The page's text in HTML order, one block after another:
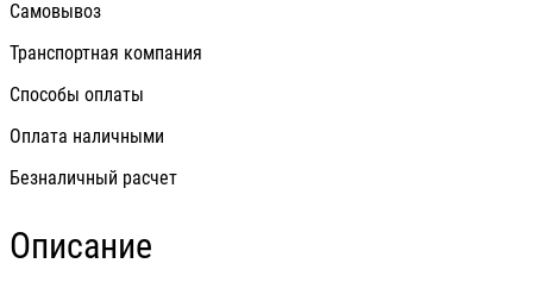
Самовывоз
Транспортная компания
Способы оплаты
Оплата наличными
Безналичный расчет
Описание